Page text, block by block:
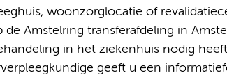
woonzorglocatie of
Amstelring transferafdeling in
in het ziekenhuis nodig
geeft u een